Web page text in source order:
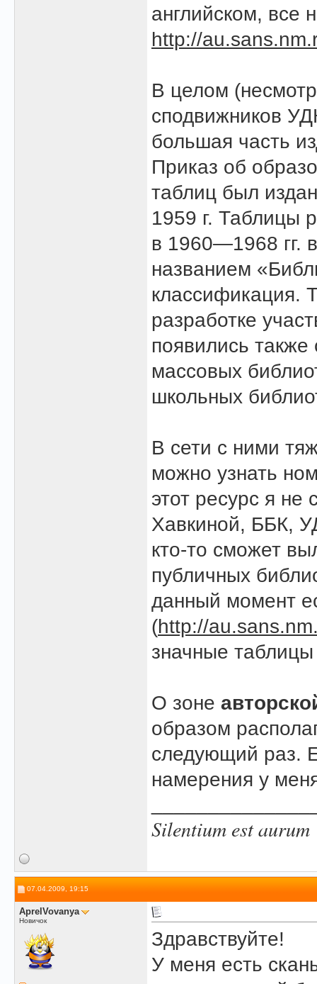
английском, все
http://
В целом
сподвижников
большая часть
Приказ об
таблиц был
1959 г. Таблицы
в 1960—1968 гг.
названием
классификация.
разработке
появились
массовых
школьных
В сети с ними
можно узнать
этот ресурс я
Хавкиной, ББК,
кто-то сможет
публичных
данный момент
(http://
значные таблицы
О зоне
образом
следующий раз.
намерения у
Silentium est aurum
07.04.2009, 19:15
AprelVovanya
Новичок
Здравствуйте!
У меня есть